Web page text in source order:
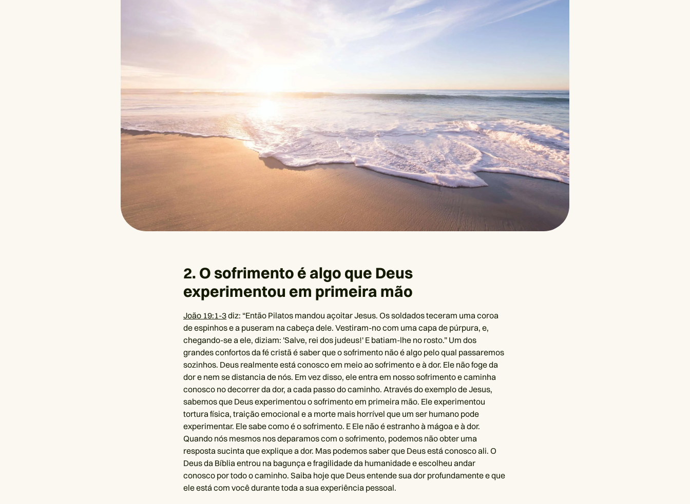
2. O sofrimento é algo que Deus
experimentou em primeira mão
João 19:1-3diz: “Então Pilatos mandou açoitar Jesus. Os soldados teceram uma coroa
de espinhos e a puseram na cabeça dele. Vestiram-no com uma capa de púrpura, e,
chegando-se a ele, diziam: 'Salve, rei dos judeus!' E batiam-lhe no rosto.” Um dos
grandes confortos da fé cristã é saber que o sofrimento não é algo pelo qual passaremos
sozinhos. Deus realmente está conosco em meio ao sofrimento e à dor. Ele não foge da
dor e nem se distancia de nós. Em vez disso, ele entra em nosso sofrimento e caminha
conosco no decorrer da dor, a cada passo do caminho. Através do exemplo de Jesus,
sabemos que Deus experimentou o sofrimento em primeira mão. Ele experimentou
tortura física, traição emocional e a morte mais horrível que um ser humano pode
experimentar. Ele sabe como é o sofrimento. E Ele não é estranho à mágoa e à dor.
Quando nós mesmos nos deparamos com o sofrimento, podemos não obter uma
resposta sucinta que explique a dor. Mas podemos saber que Deus está conosco ali. O
Deus da Bíblia entrou na bagunça e fragilidade da humanidade e escolheu andar
conosco por todo o caminho. Saiba hoje que Deus entende sua dor profundamente e que
ele está com você durante toda a sua experiência pessoal.